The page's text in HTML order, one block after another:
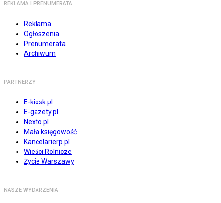
REKLAMA I PRENUMERATA
Reklama
Ogłoszenia
Prenumerata
Archiwum
PARTNERZY
E-kiosk.pl
E-gazety.pl
Nexto.pl
Mała księgowość
Kancelarierp.pl
Wieści Rolnicze
Życie Warszawy
NASZE WYDARZENIA